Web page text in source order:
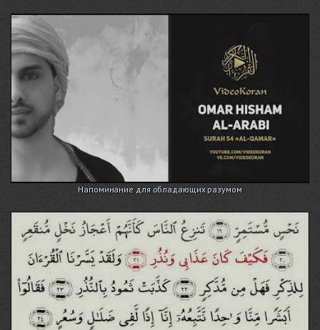
Напоминание для обладающих разумом